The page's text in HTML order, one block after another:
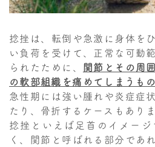
捻挫は、転倒や急激に身体を
い負荷を受けて、正常な可動
られたために、 関節とその周
の軟部組織を痛めてしまうもの
急性期には強い腫れや炎症症
たり、骨折するケースもありま
捻挫といえば足首のイメー
く、関節と呼ばれる部分であ